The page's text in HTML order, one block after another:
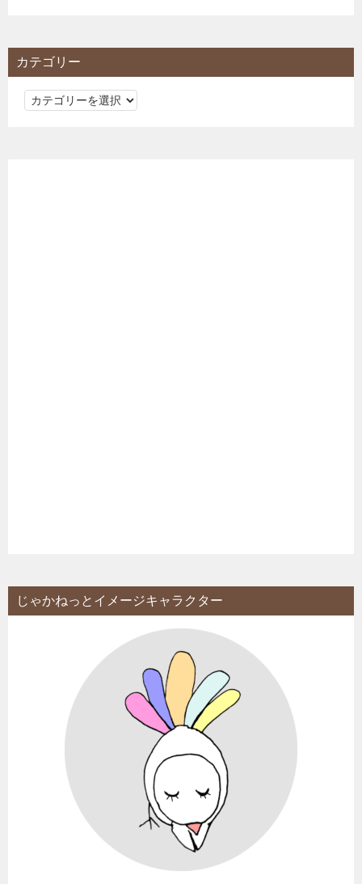
カテゴリー
カ
じゃかねっとイメージキャラクター